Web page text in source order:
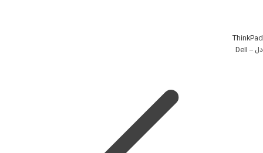
ThinkPad
دل – Dell